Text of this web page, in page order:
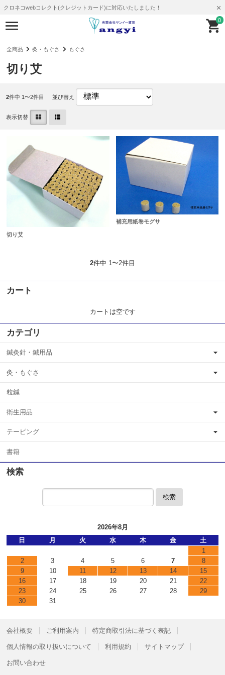
クロネコwebコレクト(クレジットカード)に対応いたしました！
0
全商品 灸・もぐさ もぐさ
切り艾
2件中 1〜2件目 並び替え
表示切替
切り艾
補充用紙巻モグサ
2件中 1〜2件目
カート
カートは空です
カテゴリ
鍼灸針・鍼用品
灸・もぐさ
粒鍼
衛生用品
テーピング
書籍
検索
検索
2026年8月
日
月 火 水 木 金
土
1
2
3 4 5 6 7
8
9
10 11 12 13 14
15
16
17 18 19 20 21
22
23
24 25 26 27 28
29
30
31
会社概要 ご利用案内 特定商取引法に基づく表記
個人情報の取り扱いについて 利用規約 サイトマップ
お問い合わせ